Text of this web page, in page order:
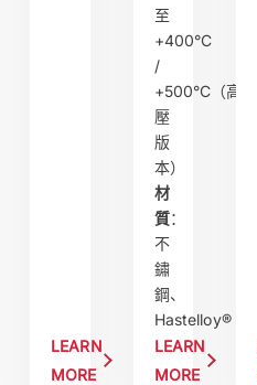
LEARN
MORE
至
+400°C
/
+500°C（高
壓
版
本）
材
質：
不
鏽
鋼、
Hastelloy®
LEARN
MORE